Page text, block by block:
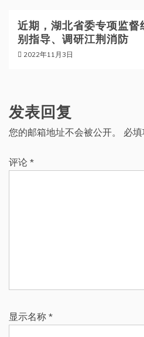
近期，湖北省委专项监
别指导、调研江荆消防
2022年11月3日
发表回复
您的邮箱地址不会被公开。 必
评论 *
显示名称 *